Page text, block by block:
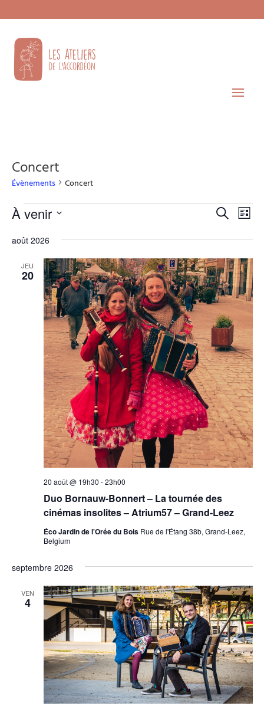
Concert
Évènements Concert
Évènements
Recherche
navigation
de
vues
Recherche
de
vues
Liste
À venir
une
août 2026
JEU
20
Duo Bornauw-Bonnert – La tournée des
cinémas insolites – Atrium57 – Grand-Leez
20 août @ 19h30 -23h00
Éco Jardin de l'Orée du Bois Rue de l'Étang 38b, Grand-Leez,
Belgium
septembre 2026
VEN
4